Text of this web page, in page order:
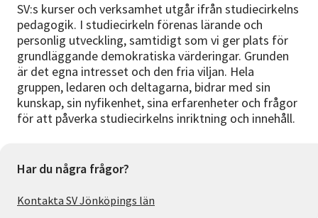
SV:s kurser och verksamhet utgår ifrån studiecirkelns
pedagogik. I studiecirkeln förenas lärande och
personlig utveckling, samtidigt som vi ger plats för
grundläggande demokratiska värderingar. Grunden
är det egna intresset och den fria viljan. Hela
gruppen, ledaren och deltagarna, bidrar med sin
kunskap, sin nyfikenhet, sina erfarenheter och frågor
för att påverka studiecirkelns inriktning och innehåll.
Har du några frågor?
Kontakta SV Jönköpings län